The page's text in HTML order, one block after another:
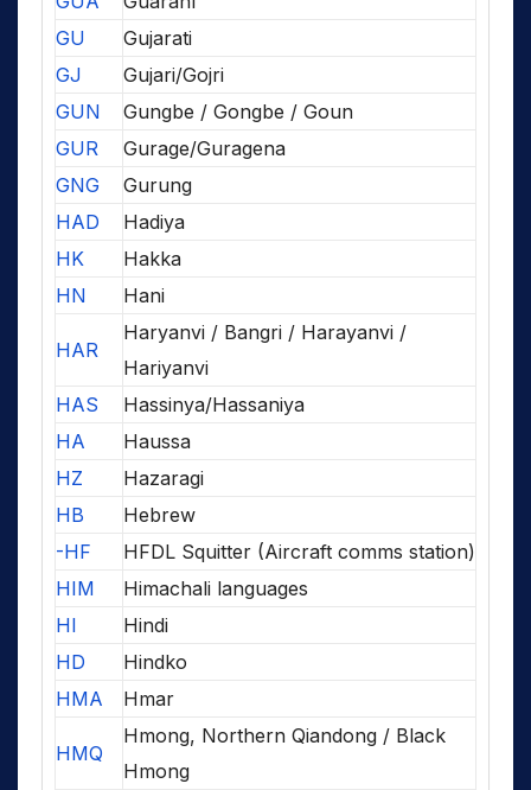
GU
Gujarati
GJ
Gujari/Gojri
GUN
Gungbe / Gongbe / Goun
GUR
Gurage/Guragena
GNG
Gurung
HAD
Hadiya
HK
Hakka
HN
Hani
HAR
Haryanvi / Bangri / Harayanvi /
Hariyanvi
HAS
Hassinya/Hassaniya
HA
Haussa
HZ
Hazaragi
HB
Hebrew
-HF
HFDL Squitter (Aircraft comms station)
HIM
Himachali languages
HI
Hindi
HD
Hindko
HMA
Hmar
HMQ
Hmong, Northern Qiandong / Black
Hmong